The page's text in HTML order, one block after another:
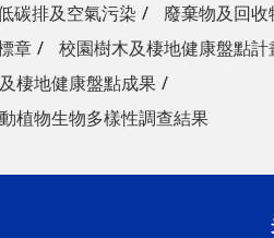
碳排及空氣污染
廢棄物及回收
章
校園樹木及棲地健康盤點計
棲地健康盤點成果
植物生物多樣性調查結果